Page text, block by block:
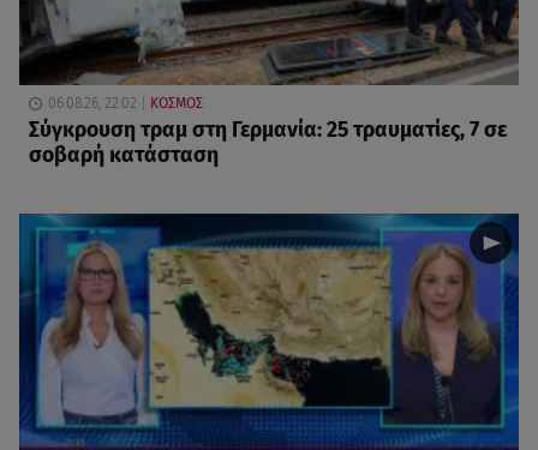
06.08.26, 22:02 ΚΟΣΜΟΣ
Σύγκρουση τραμ στη Γερμανία: 25 τραυματίες, 7 σε
σοβαρή κατάσταση